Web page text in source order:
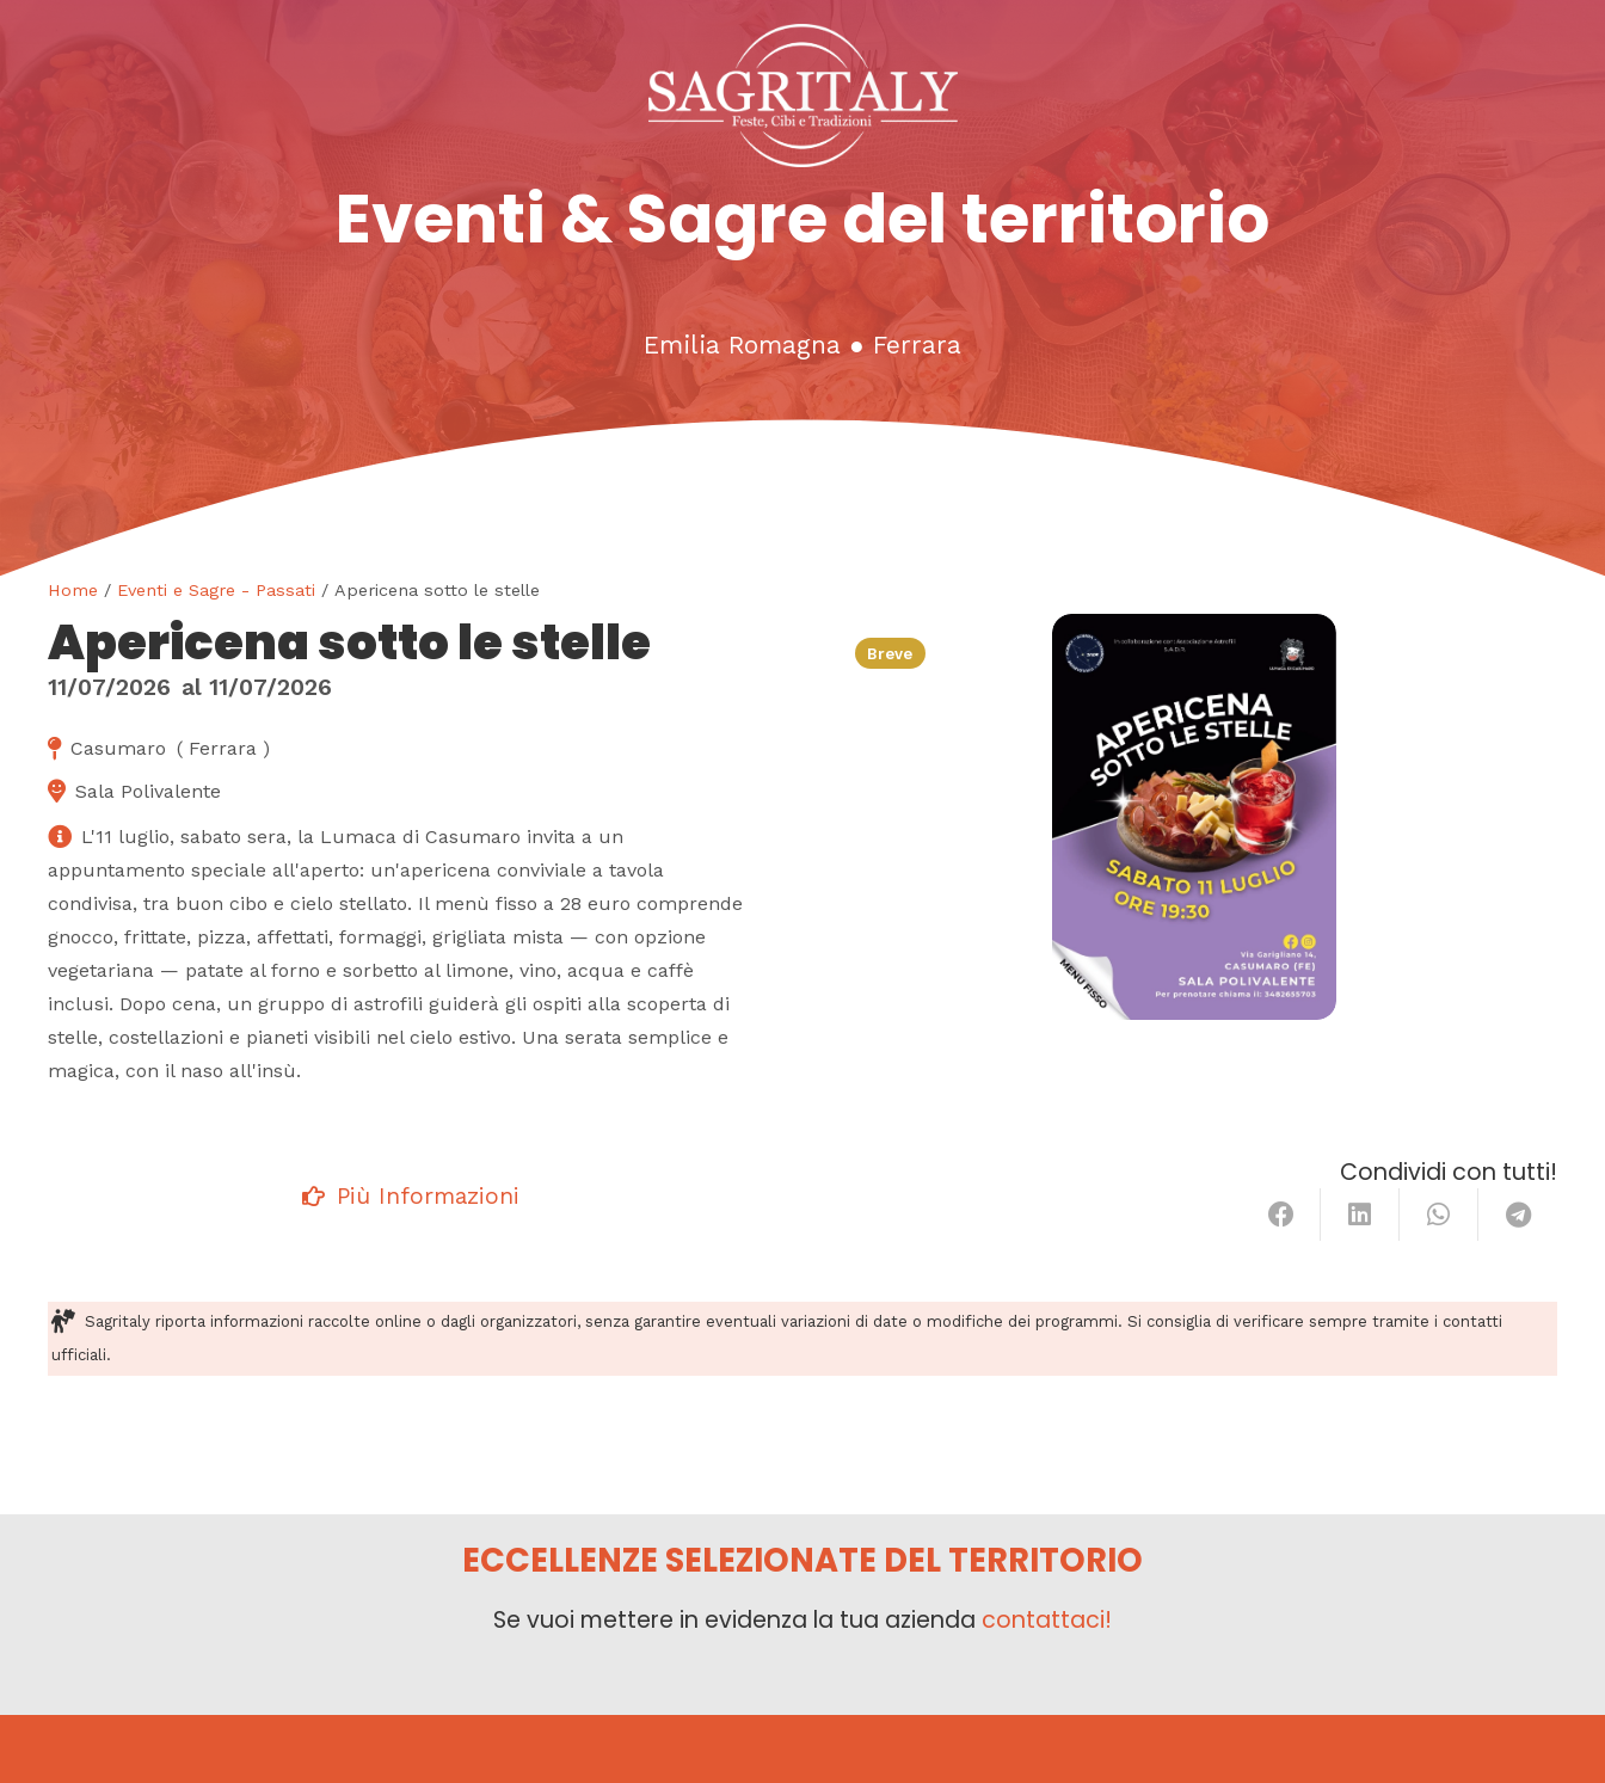
Eventi & Sagre del territorio
Emilia Romagna ● Ferrara
Home / Eventi e Sagre - Passati / Apericena sotto le stelle
Apericena sotto le stelle
11/07/2026 al 11/07/2026
Casumaro ( Ferrara )
Sala Polivalente
L'11 luglio, sabato sera, la Lumaca di Casumaro invita a un
appuntamento speciale all'aperto: un'apericena conviviale a tavola
condivisa, tra buon cibo e cielo stellato. Il menù fisso a 28 euro comprende
gnocco, frittate, pizza, affettati, formaggi, grigliata mista — con opzione
vegetariana — patate al forno e sorbetto al limone, vino, acqua e caffè
inclusi. Dopo cena, un gruppo di astrofili guiderà gli ospiti alla scoperta di
stelle, costellazioni e pianeti visibili nel cielo estivo. Una serata semplice e
magica, con il naso all'insù.
Breve
Più Informazioni
Condividi con tutti!
Sagritaly riporta informazioni raccolte online o dagli organizzatori, senza garantire eventuali variazioni di date o modifiche dei programmi. Si consiglia di verificare sempre tramite i contatti
ufficiali.
ECCELLENZE SELEZIONATE DEL TERRITORIO
Se vuoi mettere in evidenza la tua azienda contattaci!